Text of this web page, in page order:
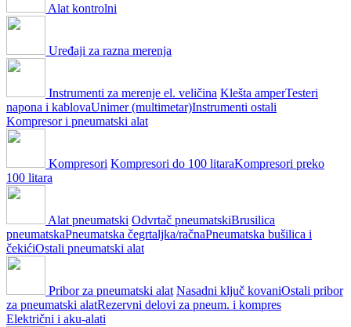
Alat kontrolni
Uređaji za razna merenja
Instrumenti za merenje el. veličina Klešta amperTesteri
napona i kablovaUnimer (multimetar)Instrumenti ostali
Kompresor i pneumatski alat
Kompresori Kompresori do 100 litaraKompresori preko
100 litara
Alat pneumatski Odvrtač pneumatskiBrusilica
pneumatskaPneumatska čegrtaljka/račnaPneumatska bušilica i
čekićiOstali pneumatski alat
Pribor za pneumatski alat Nasadni ključ kovaniOstali pribor
za pneumatski alatRezervni delovi za pneum. i kompres
Električni i aku-alati